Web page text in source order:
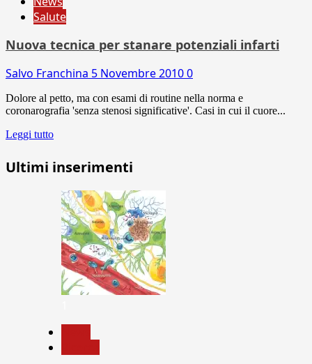
Salute
Nuova tecnica per stanare potenziali infarti
Salvo Franchina 5 Novembre 20100
Dolore al petto, ma con esami di routine nella norma e
coronarografia 'senza stenosi significative'. Casi in cui il cuore...
Leggi tutto
Ultimi inserimenti